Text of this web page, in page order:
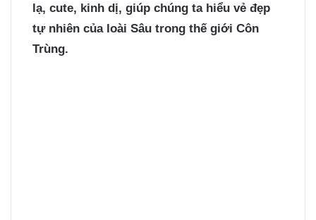
lạ, cute, kinh dị, giúp chúng ta hiểu vẻ đẹp
tự nhiên của loài Sâu trong thế giới Côn
Trùng.